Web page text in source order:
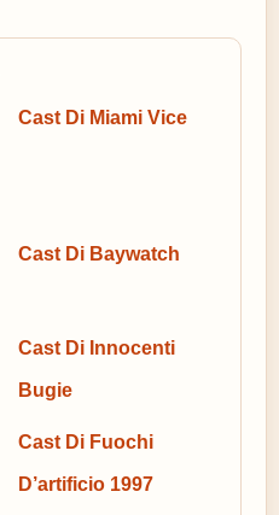
Cast Di Miami Vice
Cast Di Baywatch
Cast Di Innocenti
Bugie
Cast Di Fuochi
D’artificio 1997